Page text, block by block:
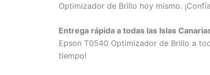
Optimizador de Brillo hoy mismo.
Entrega rápida a todas las Islas
Epson T0540 Optimizador de Brillo a
tiempo!